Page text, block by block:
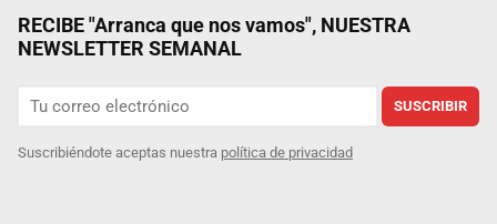
RECIBE "Arranca que nos vamos", NUESTRA
NEWSLETTER SEMANAL
SUSCRIBIR
Suscribiéndote aceptas nuestra política de privacidad